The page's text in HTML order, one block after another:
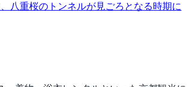
八重桜のトンネルが見ごろとなる時期に